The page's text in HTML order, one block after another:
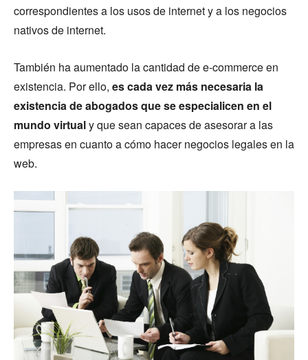
correspondientes a los usos de internet y a los negocios
nativos de internet.
También ha aumentado la cantidad de e-commerce en
existencia. Por ello, es cada vez más necesaria la
existencia de abogados que se especialicen en el
mundo virtualy que sean capaces de asesorar a las
empresas en cuanto a cómo hacer negocios legales en la
web.